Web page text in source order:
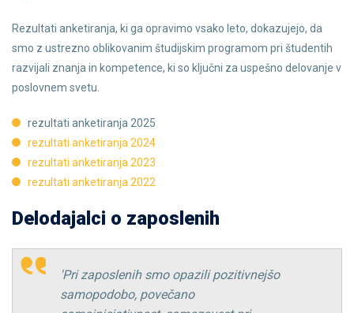
Rezultati anketiranja, ki ga opravimo vsako leto, dokazujejo, da
smo z ustrezno oblikovanim študijskim programom pri študentih
razvijali znanja in kompetence, ki so ključni za uspešno delovanje v
poslovnem svetu.
rezultati anketiranja 2025
rezultati anketiranja 2024
rezultati anketiranja 2023
rezultati anketiranja 2022
Delodajalci o zaposlenih
'Pri zaposlenih smo opazili pozitivnejšo
samopodobo, povečano